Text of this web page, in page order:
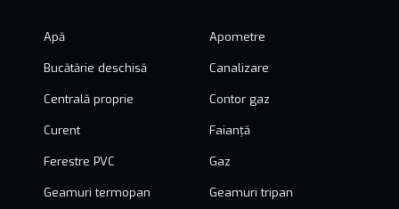
Apă Apometre
Bucătărie deschisă Canalizare
Centrală proprie Contor gaz
Curent Faianță
Ferestre PVC Gaz
Geamuri termopan Geamuri tripan